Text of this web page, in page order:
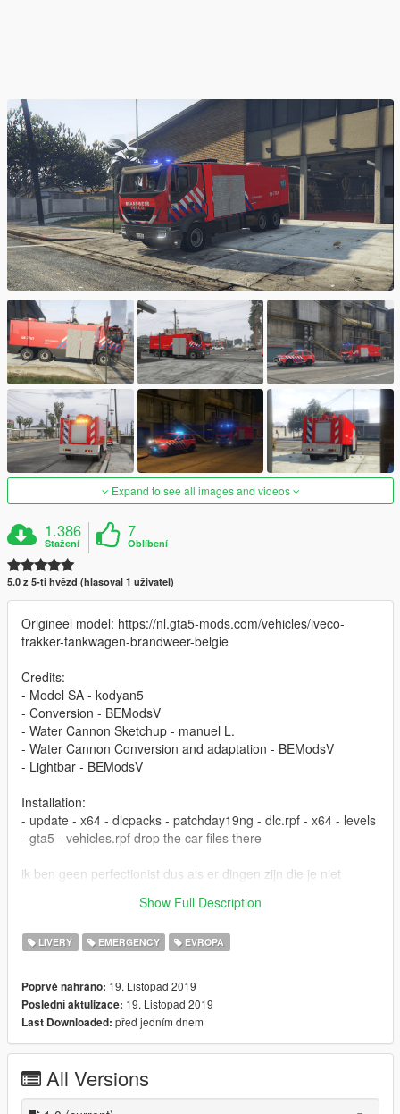
Expand to see all images and videos
1.386
Stažení
7
Oblíbení
5.0 z 5-ti hvězd (hlasoval 1 uživatel)
Origineel model: https://nl.gta5-mods.com/vehicles/iveco-
trakker-tankwagen-brandweer-belgie
Credits:
- Model SA - kodyan5
- Conversion - BEModsV
- Water Cannon Sketchup - manuel L.
- Water Cannon Conversion and adaptation - BEModsV
- Lightbar - BEModsV
Installation:
- update - x64 - dlcpacks - patchday19ng - dlc.rpf - x64 - levels
- gta5 - vehicles.rpf drop the car files there
ik ben geen perfectionist dus als er dingen zijn die je niet
Show Full Description
LIVERY EMERGENCY EVROPA
Poprvé nahráno: 19. Listopad 2019
Poslední aktulizace: 19. Listopad 2019
Last Downloaded: před jedním dnem
All Versions